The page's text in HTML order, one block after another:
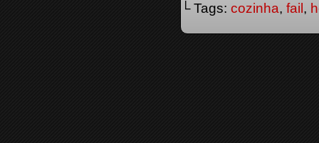
└ Tags: cozinha, fail ,